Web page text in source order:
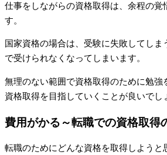
仕事をしながらの資格取得は、余程の覚
す。
国家資格の場合は、受験に失敗してしま
で受けられなくなってしまいます。
無理のない範囲で資格取得のために勉強
資格取得を目指していくことが良いでし
費用がかる～転職での資格取得
転職のためにどんな資格を取得しようと